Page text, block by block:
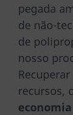
pegada
de não-
de
nosso
recursos,